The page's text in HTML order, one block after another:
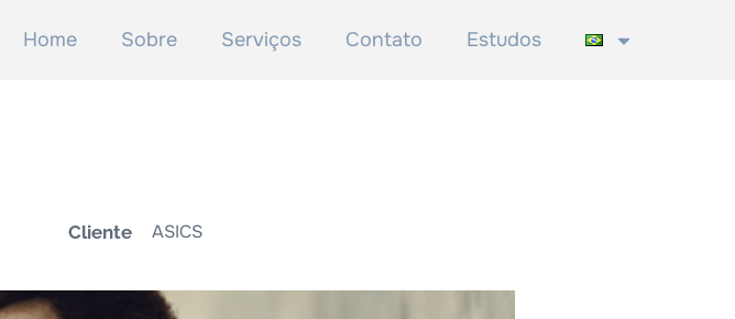
Home Sobre Serviços Contato Estudos
Cliente ASICS